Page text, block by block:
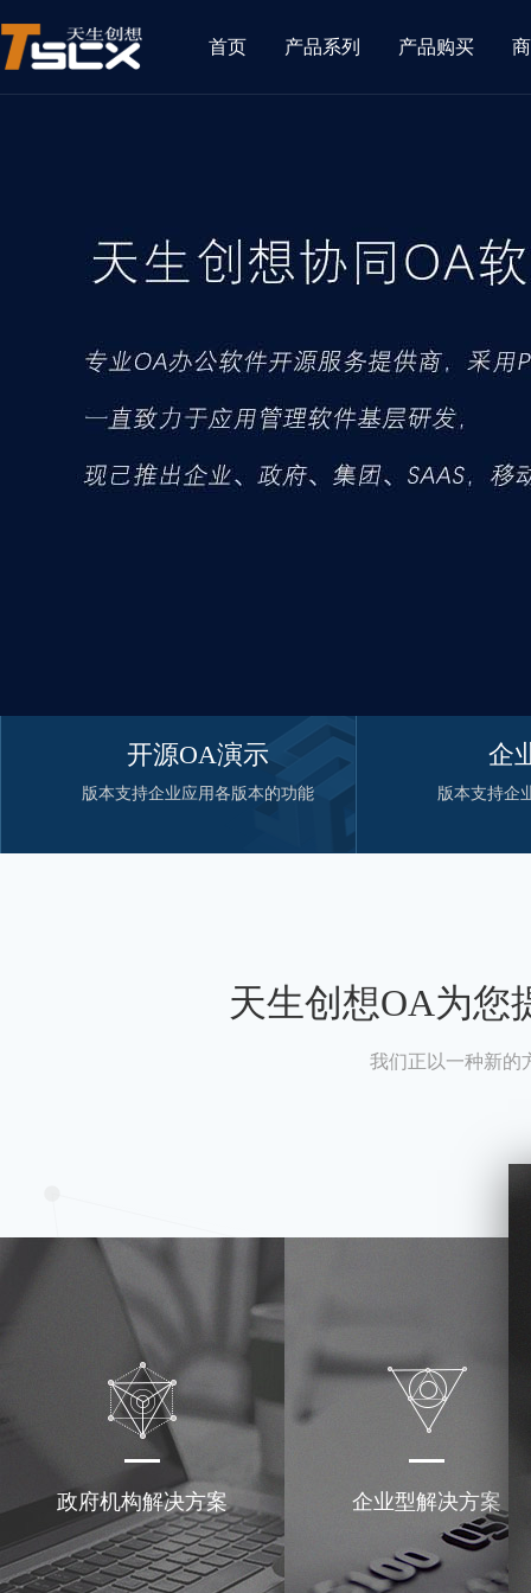
首页 产品系列 产品购买
开源OA演示
版本支持企业应用各版本的功能
企
版本支持企
天生创想OA为您
我们正以一种新的
政府机构解决方案 企业型解决方案